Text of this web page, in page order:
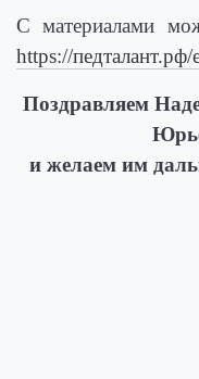
С материалами
https://
Поздравляем
и желаем им